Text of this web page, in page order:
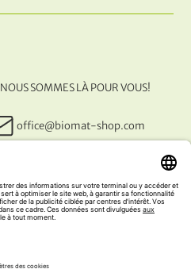
SOMMES LÀ POUR VOUS!
office@biomat-shop.com